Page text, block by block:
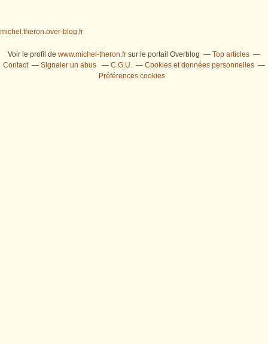
michel.theron.over-blog.fr
Voir le profil de www.michel-theron.fr sur le portail Overblog
Top articles
Contact
Signaler un abus C.G.U.
Cookies et données personnelles
Préférences cookies